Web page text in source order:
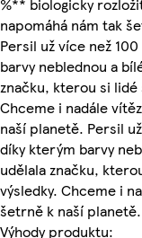
napomáhá nám tak
Persil už více než
barvy neblednou a
značku, kterou si
Chceme i nadále
naší planetě. Persil
díky kterým barvy
udělala značku,
výsledky. Chceme i
šetrně k naší planetě.
Výhody produktu: